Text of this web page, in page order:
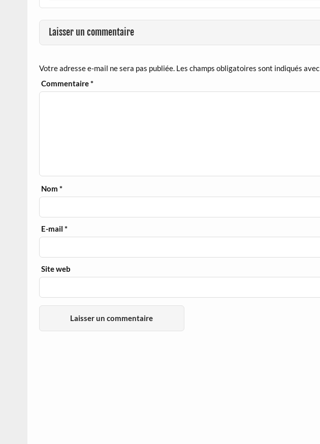
Laisser un commentaire
Votre adresse e-mail ne sera pas publiée. Les champs obligatoires sont indiqués avec
Commentaire*
Nom*
E-mail*
Site web